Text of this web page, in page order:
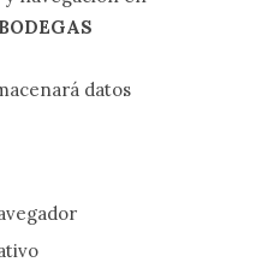
BODEGAS
datos